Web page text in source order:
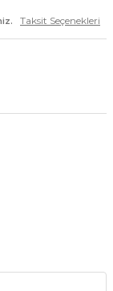
Taksit Seçenekleri